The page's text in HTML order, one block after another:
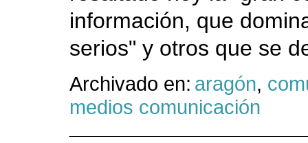
información, que
serios" y otros que se
Archivado en: aragón,
medios comunicación